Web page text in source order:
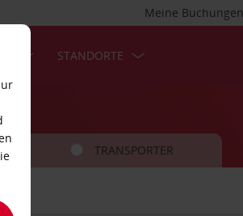
Meine Buchungen
STANDORTE
TRANSPORTER